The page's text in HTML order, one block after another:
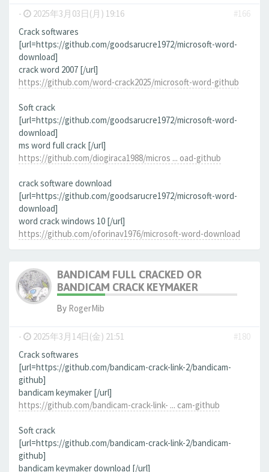
- 2025年3月03日(月) 19:16
#166
Crack softwares
[url=https://github.com/goodsarucre1972/microsoft-word-
download]
crack word 2007 [/url]
https://github.com/word-crack2025/microsoft-word-github
Soft crack
[url=https://github.com/goodsarucre1972/microsoft-word-
download]
ms word full crack [/url]
https://github.com/diogiraca1988/micros ... oad-github
crack software download
[url=https://github.com/goodsarucre1972/microsoft-word-
download]
word crack windows 10 [/url]
https://github.com/oforinav1976/microsoft-word-download
BANDICAM FULL CRACKED OR
BANDICAM CRACK KEYMAKER
By RogerMib
- 2025年3月14日(金) 21:51
#180
Crack softwares
[url=https://github.com/bandicam-crack-link-2/bandicam-
github]
bandicam keymaker [/url]
https://github.com/bandicam-crack-link- ... cam-github
Soft crack
[url=https://github.com/bandicam-crack-link-2/bandicam-
github]
bandicam keymaker download [/url]